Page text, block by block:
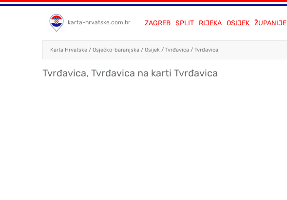
karta-hrvatske.com.hr ZAGREB SPLIT RIJEKA OSIJEK ŽUPANIJE
Karta Hrvatske / Osječko-baranjska / Osijek / Tvrđavica / Tvrđavica
Tvrđavica, Tvrđavica na karti Tvrđavica